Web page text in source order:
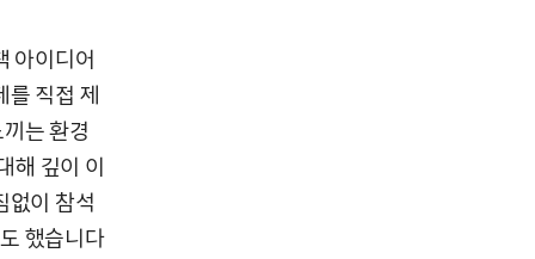
아이디어
를 직접 제
는 환경
해 깊이 이
없이 참석
했습니다